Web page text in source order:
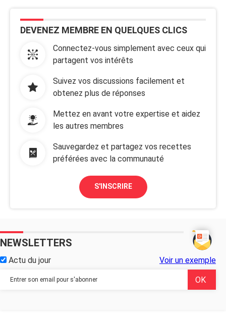
DEVENEZ MEMBRE EN QUELQUES CLICS
Connectez-vous simplement avec ceux qui
partagent vos intérêts
Suivez vos discussions facilement et
obtenez plus de réponses
Mettez en avant votre expertise et aidez
les autres membres
Sauvegardez et partagez vos recettes
préférées avec la communauté
S'INSCRIRE
NEWSLETTERS
Actu du jour Voir un exemple